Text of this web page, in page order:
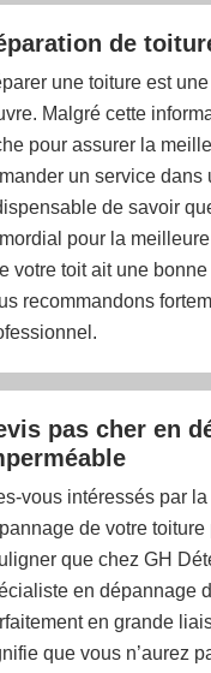
de
une toiture est
Malgré cette
pour assurer la
un service dans
de savoir
pour la
votre toit ait une
recommandons
pas cher en
vous intéressés par
de votre
que chez GH
en dépannage
en grande
que vous n’aurez